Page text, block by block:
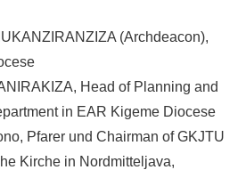
(Archdeacon),
Head of Planning and
in EAR Kigeme Diocese
Pfarer und Chairman of GKJTU
Kirche in Nordmitteljava,